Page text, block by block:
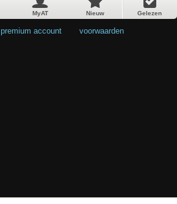
MyAT Nieuw Gelezen
premium account voorwaarden